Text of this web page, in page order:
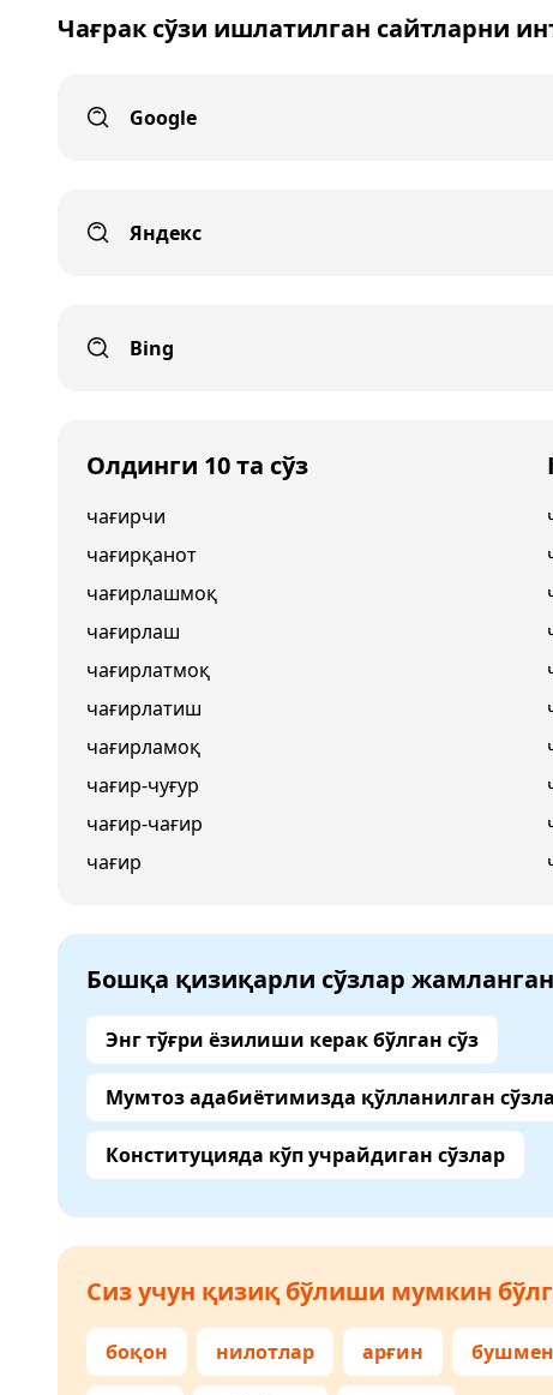
Чағрак сўзи ишлатилган сайтларни
Google
Яндекс
Bing
Олдинги 10 та сўз
чағирчи
чағирқанот
чағирлашмоқ
чағирлаш
чағирлатмоқ
чағирлатиш
чағирламоқ
чағир-чуғур
чағир-чағир
чағир
Бошқа қизиқарли сўзлар
Энг тўғри ёзилиши керак бўлган сўз
Мумтоз адабиётимизда қўлланилган
Конституцияда кўп учрайдиган сўзлар
Сиз учун қизиқ бўлиши мумкин
боқон нилотлар арғин